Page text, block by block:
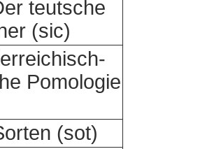
teutsche
(sic)
Pomologie
(sot)